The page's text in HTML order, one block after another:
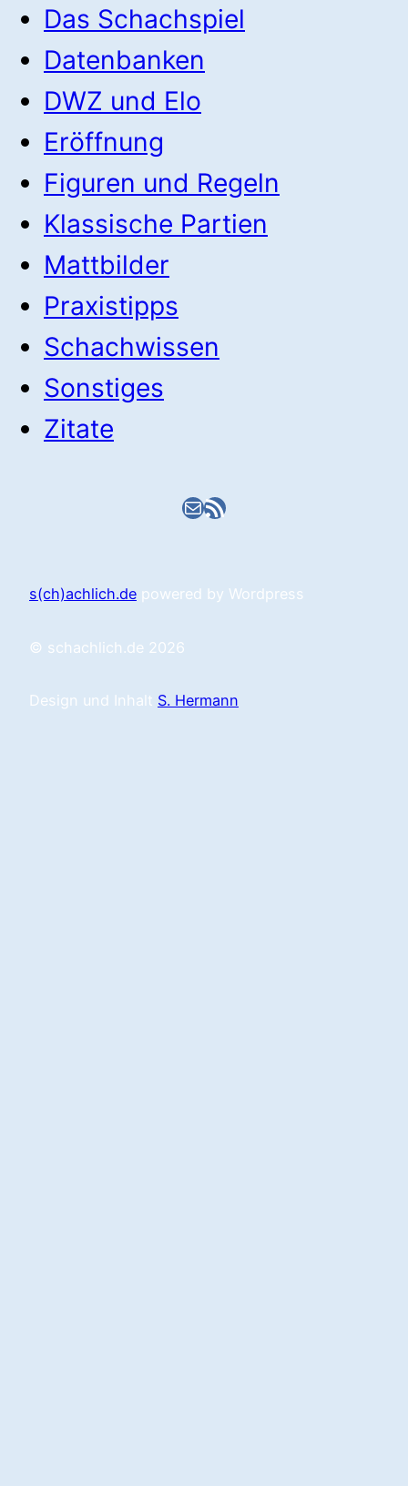
Das Schachspiel
Datenbanken
DWZ und Elo
Eröffnung
Figuren und Regeln
Klassische Partien
Mattbilder
Praxistipps
Schachwissen
Sonstiges
Zitate
E-Mail
RSS-Feed
s(ch)achlich.de powered by Wordpress
© schachlich.de 2026
Design und Inhalt S. Hermann